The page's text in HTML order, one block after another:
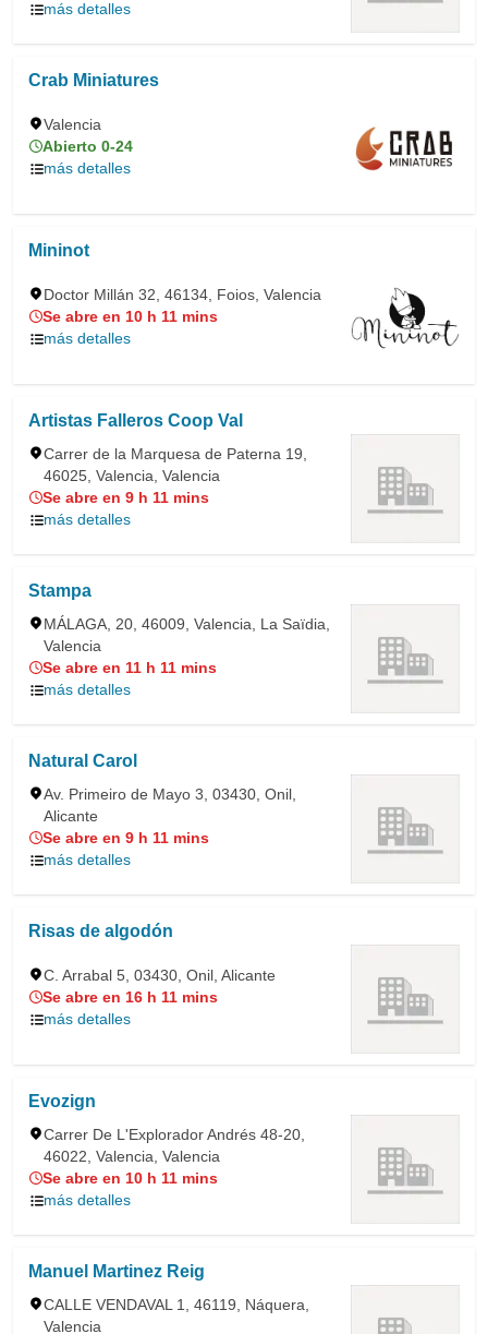
más detalles
Crab Miniatures
Valencia
Abierto 0-24
más detalles
Mininot
Doctor Millán 32, 46134, Foios, Valencia
Se abre en 10 h 11 mins
más detalles
Artistas Falleros Coop Val
Carrer de la Marquesa de Paterna 19,
46025, Valencia, Valencia
Se abre en 9 h 11 mins
más detalles
Stampa
MÁLAGA, 20, 46009, Valencia, La Saïdia,
Valencia
Se abre en 11 h 11 mins
más detalles
Natural Carol
Av. Primeiro de Mayo 3, 03430, Onil,
Alicante
Se abre en 9 h 11 mins
más detalles
Risas de algodón
C. Arrabal 5, 03430, Onil, Alicante
Se abre en 16 h 11 mins
más detalles
Evozign
Carrer De L'Explorador Andrés 48-20,
46022, Valencia, Valencia
Se abre en 10 h 11 mins
más detalles
Manuel Martinez Reig
CALLE VENDAVAL 1, 46119, Náquera,
Valencia